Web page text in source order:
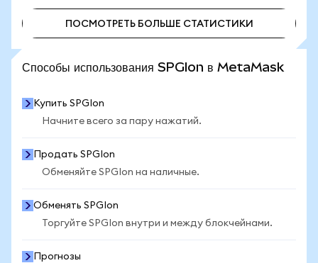
ПОСМОТРЕТЬ БОЛЬШЕ СТАТИСТИКИ
Способы использования SPGIon в MetaMask
Купить SPGIon
Начните всего за пару нажатий.
Продать SPGIon
Обменяйте SPGIon на наличные.
Обменять SPGIon
Торгуйте SPGIon внутри и между блокчейнами.
Прогнозы